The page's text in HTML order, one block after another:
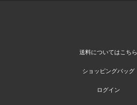
送料についてはこちら
ショッピングバッグ
ログイン